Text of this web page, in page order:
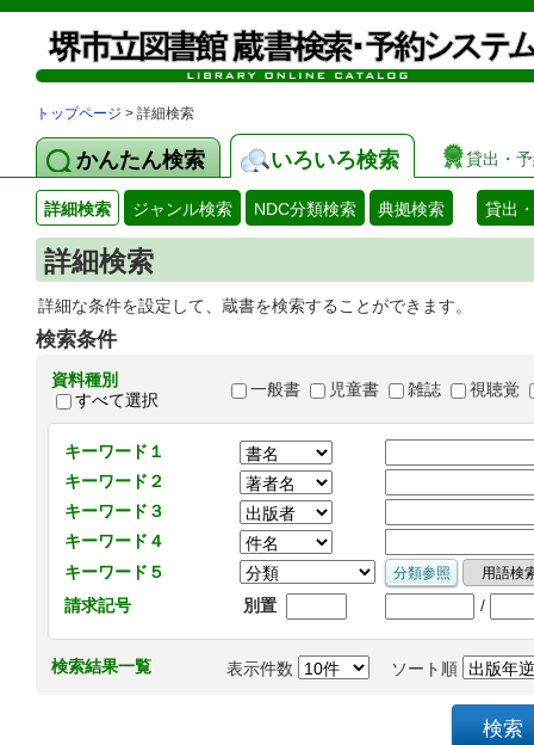
トップページ > 詳細検索
かんたん検索 いろいろ検索 貸出・
詳細検索 ジャンル検索 NDC分類検索 典拠検索 貸出
詳細検索
詳細な条件を設定して、蔵書を検索することができます。
検索条件
資料種別
すべて選択
一般書 児童書 雑誌 視聴覚
キーワード１
キーワード２
キーワード３
キーワード４
キーワード５
請求記号
別置 /
検索結果一覧 表示件数 ソート順